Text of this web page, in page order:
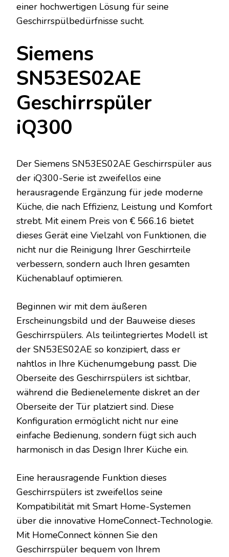
einer hochwertigen Lösung für seine
Geschirrspülbedürfnisse sucht.
Siemens
SN53ES02AE
Geschirrspüler
iQ300
Der Siemens SN53ES02AE Geschirrspüler aus
der iQ300-Serie ist zweifellos eine
herausragende Ergänzung für jede moderne
Küche, die nach Effizienz, Leistung und Komfort
strebt. Mit einem Preis von € 566.16 bietet
dieses Gerät eine Vielzahl von Funktionen, die
nicht nur die Reinigung Ihrer Geschirrteile
verbessern, sondern auch Ihren gesamten
Küchenablauf optimieren.
Beginnen wir mit dem äußeren
Erscheinungsbild und der Bauweise dieses
Geschirrspülers. Als teilintegriertes Modell ist
der SN53ES02AE so konzipiert, dass er
nahtlos in Ihre Küchenumgebung passt. Die
Oberseite des Geschirrspülers ist sichtbar,
während die Bedienelemente diskret an der
Oberseite der Tür platziert sind. Diese
Konfiguration ermöglicht nicht nur eine
einfache Bedienung, sondern fügt sich auch
harmonisch in das Design Ihrer Küche ein.
Eine herausragende Funktion dieses
Geschirrspülers ist zweifellos seine
Kompatibilität mit Smart Home-Systemen
über die innovative HomeConnect-Technologie.
Mit HomeConnect können Sie den
Geschirrspüler bequem von Ihrem